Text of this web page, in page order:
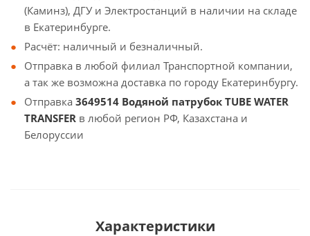
(Каминз), ДГУ и Электростанций в наличии на складе
в Екатеринбурге.
Расчёт: наличный и безналичный.
Отправка в любой филиал Транспортной компании,
а так же возможна доставка по городу Екатеринбургу.
Отправка 3649514 Водяной патрубок TUBE WATER
TRANSFER в любой регион РФ, Казахстана и
Белоруссии
Характеристики